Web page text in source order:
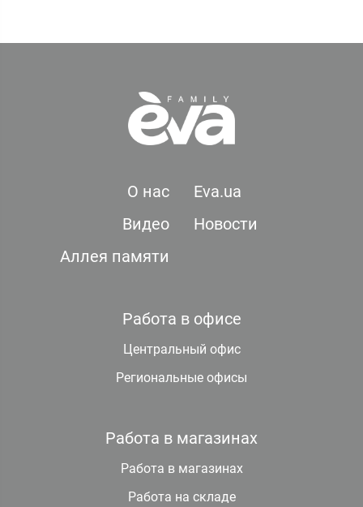
О нас
Eva.ua
Видео
Новости
Аллея памяти
Работа в офисе
Центральный офис
Региональные офисы
Работа в магазинах
Работа в магазинах
Работа на складе